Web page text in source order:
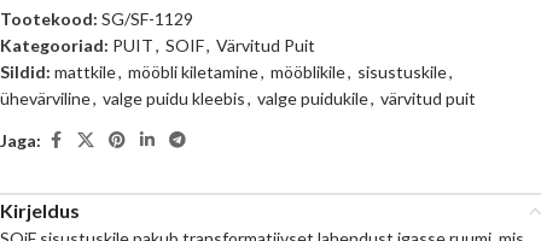
Tootekood: SG/SF-1129
Kategooriad: PUIT, SOIF, Värvitud Puit
Sildid: mattkile, mööbli kiletamine, mööblikile, sisustuskile,
ühevärviline, valge puidu kleebis, valge puidukile, värvitud puit
Jaga:
Kirjeldus